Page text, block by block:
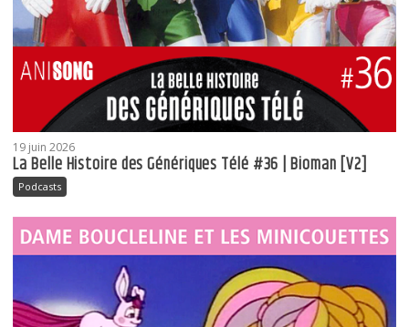
19 juin 2026
La Belle Histoire des Génériques Télé #36 | Bioman [V2]
Podcasts